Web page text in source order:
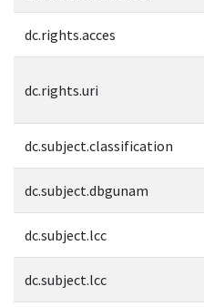
dc.rights.acces
dc.rights.uri
dc.subject.classification
dc.subject.dbgunam
dc.subject.lcc
dc.subject.lcc